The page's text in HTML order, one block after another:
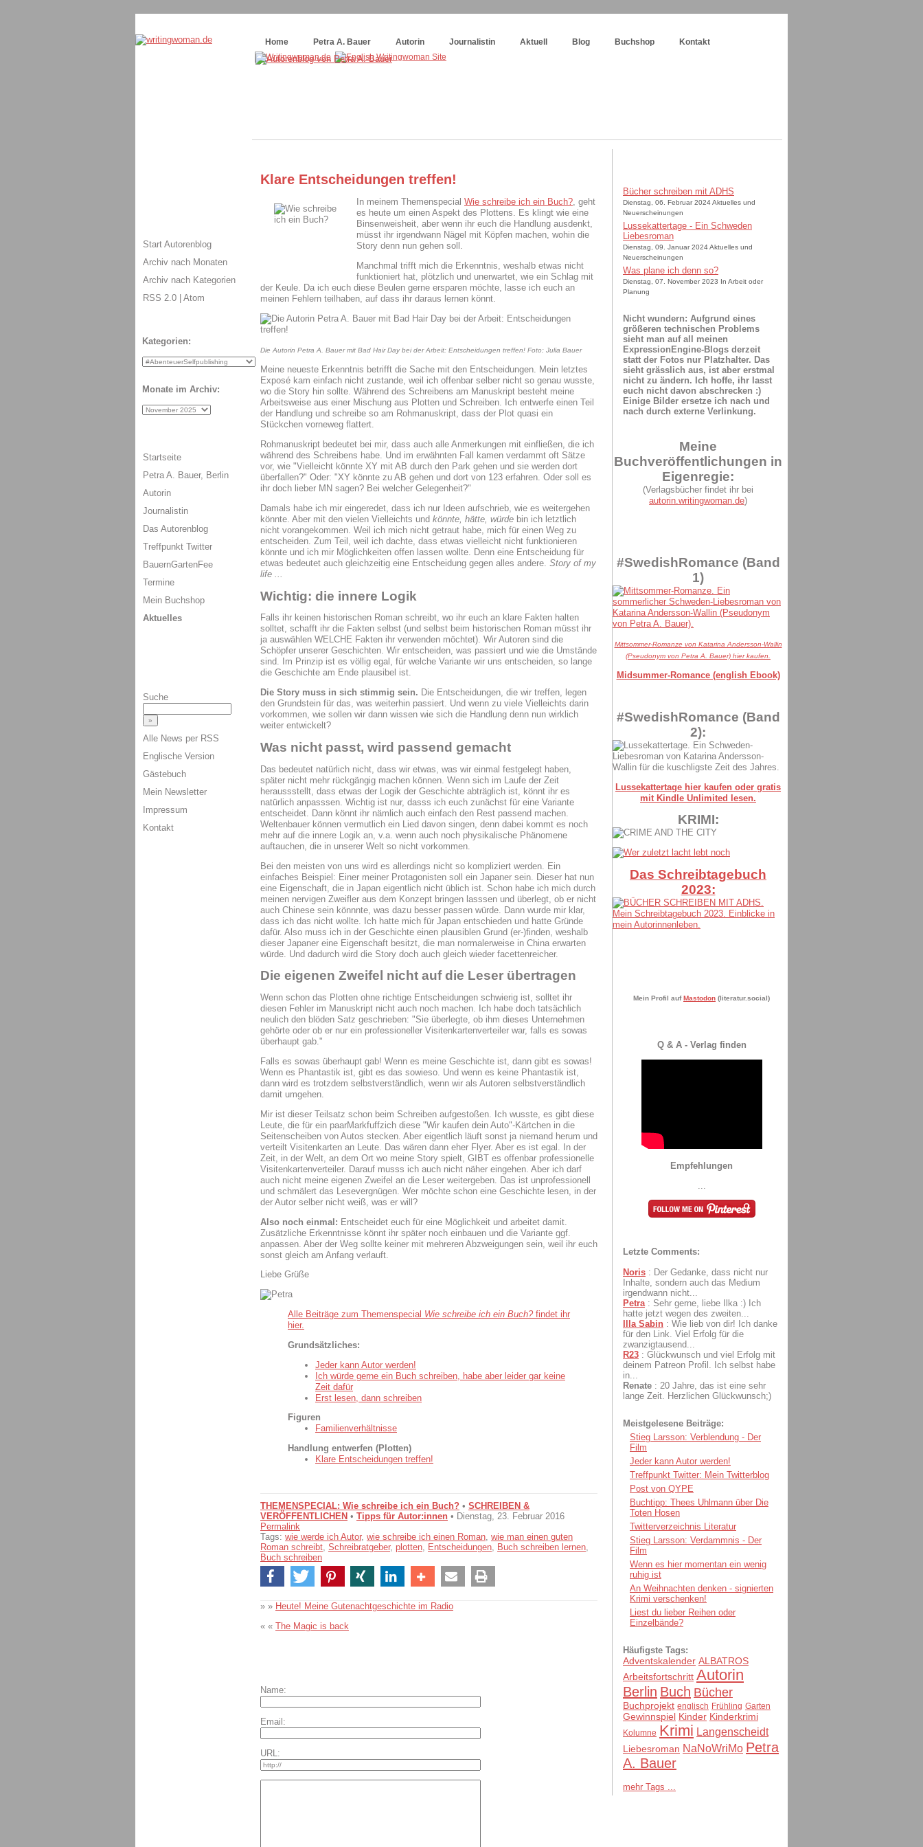
Home
Petra A. Bauer Autorin Journalistin Aktuell Blog Buchshop Kontakt
Klare Entscheidungen treffen!
In meinem Themenspecial Wie schreibe ich ein Buch?, geht
es heute um einen Aspekt des Plottens. Es klingt wie eine
Binsenweisheit, aber wenn ihr euch die Handlung ausdenkt,
müsst ihr irgendwann Nägel mit Köpfen machen, wohin die
Story denn nun gehen soll.
Manchmal trifft mich die Erkenntnis, weshalb etwas nicht
funktioniert hat, plötzlich und unerwartet, wie ein Schlag mit
der Keule. Da ich euch diese Beulen gerne ersparen möchte, lasse ich euch an
meinen Fehlern teilhaben, auf dass ihr daraus lernen könnt.
Die Autorin Petra A. Bauer mit Bad Hair Day bei der Arbeit: Entscheidungen treffen! Foto: Julia Bauer
Meine neueste Erkenntnis betrifft die Sache mit den Entscheidungen. Mein letztes
Exposé kam einfach nicht zustande, weil ich offenbar selber nicht so genau wusste,
wo die Story hin sollte. Während des Schreibens am Manuskript besteht meine
Arbeitsweise aus einer Mischung aus Plotten und Schreiben. Ich entwerfe einen Teil
der Handlung und schreibe so am Rohmanuskript, dass der Plot quasi ein
Stückchen vorneweg flattert.
Rohmanuskript bedeutet bei mir, dass auch alle Anmerkungen mit einfließen, die ich
während des Schreibens habe. Und im erwähnten Fall kamen verdammt oft Sätze
vor, wie "Vielleicht könnte XY mit AB durch den Park gehen und sie werden dort
überfallen?" Oder: "XY könnte zu AB gehen und dort von 123 erfahren. Oder soll es
ihr doch lieber MN sagen? Bei welcher Gelegenheit?"
Damals habe ich mir eingeredet, dass ich nur Ideen aufschrieb, wie es weitergehen
könnte. Aber mit den vielen Vielleichts und könnte, hätte, würde bin ich letztlich
nicht vorangekommen. Weil ich mich nicht getraut habe, mich für einen Weg zu
entscheiden. Zum Teil, weil ich dachte, dass etwas vielleicht nicht funktionieren
könnte und ich mir Möglichkeiten offen lassen wollte. Denn eine Entscheidung für
etwas bedeutet auch gleichzeitig eine Entscheidung gegen alles andere. Story of my
life ...
Wichtig: die innere Logik
Falls ihr keinen historischen Roman schreibt, wo ihr euch an klare Fakten halten
solltet, schafft ihr die Fakten selbst (und selbst beim historischen Roman müsst ihr
ja auswählen WELCHE Fakten ihr verwenden möchtet). Wir Autoren sind die
Schöpfer unserer Geschichten. Wir entscheiden, was passiert und wie die Umstände
sind. Im Prinzip ist es völlig egal, für welche Variante wir uns entscheiden, so lange
die Geschichte am Ende plausibel ist.
Die Story muss in sich stimmig sein. Die Entscheidungen, die wir treffen, legen
den Grundstein für das, was weiterhin passiert. Und wenn zu viele Vielleichts darin
vorkommen, wie sollen wir dann wissen wie sich die Handlung denn nun wirklich
weiter entwickelt?
Was nicht passt, wird passend gemacht
Das bedeutet natürlich nicht, dass wir etwas, was wir einmal festgelegt haben,
später nicht mehr rückgängig machen können. Wenn sich im Laufe der Zeit
heraussstellt, dass etwas der Logik der Geschichte abträglich ist, könnt ihr es
natürlich anpasssen. Wichtig ist nur, dasss ich euch zunächst für eine Variante
entscheidet. Dann könnt ihr nämlich auch einfach den Rest passend machen.
Weltenbauer können vermutlich ein Lied davon singen, denn dabei kommt es noch
mehr auf die innere Logik an, v.a. wenn auch noch physikalische Phänomene
auftauchen, die in unserer Welt so nicht vorkommen.
Bei den meisten von uns wird es allerdings nicht so kompliziert werden. Ein
einfaches Beispiel: Einer meiner Protagonisten soll ein Japaner sein. Dieser hat nun
eine Eigenschaft, die in Japan eigentlich nicht üblich ist. Schon habe ich mich durch
meinen nervigen Zweifler aus dem Konzept bringen lasssen und überlegt, ob er nicht
auch Chinese sein könnnte, was dazu besser passen würde. Dann wurde mir klar,
dass ich das nicht wollte. Ich hatte mich für Japan entschieden und hatte Gründe
dafür. Also muss ich in der Geschichte einen plausiblen Grund (er-)finden, weshalb
dieser Japaner eine Eigenschaft besitzt, die man normalerweise in China erwarten
würde. Und dadurch wird die Story doch auch gleich wieder facettenreicher.
Die eigenen Zweifel nicht auf die Leser übertragen
Wenn schon das Plotten ohne richtige Entscheidungen schwierig ist, solltet ihr
diesen Fehler im Manuskript nicht auch noch machen. Ich habe doch tatsächlich
neulich den blöden Satz geschrieben: "Sie überlegte, ob ihm dieses Unternehmen
gehörte oder ob er nur ein professioneller Visitenkartenverteiler war, falls es sowas
überhaupt gab."
Falls es sowas überhaupt gab! Wenn es meine Geschichte ist, dann gibt es sowas!
Wenn es Phantastik ist, gibt es das sowieso. Und wenn es keine Phantastik ist,
dann wird es trotzdem selbstverständlich, wenn wir als Autoren selbstverständlich
damit umgehen.
Mir ist dieser Teilsatz schon beim Schreiben aufgestoßen. Ich wusste, es gibt diese
Leute, die für ein paarMarkfuffzich diese "Wir kaufen dein Auto"-Kärtchen in die
Seitenscheiben von Autos stecken. Aber eigentlich läuft sonst ja niemand herum und
verteilt Visitenkarten an Leute. Das wären dann eher Flyer. Aber es ist egal. In der
Zeit, in der Welt, an dem Ort wo meine Story spielt, GIBT es offenbar professionelle
Visitenkartenverteiler. Darauf musss ich auch nicht näher eingehen. Aber ich darf
auch nicht meine eigenen Zweifel an die Leser weitergeben. Das ist unprofessionell
und schmälert das Lesevergnügen. Wer möchte schon eine Geschichte lesen, in der
der Autor selber nicht weiß, was er will?
Also noch einmal: Entscheidet euch für eine Möglichkeit und arbeitet damit.
Zusätzliche Erkenntnisse könnt ihr später noch einbauen und die Variante ggf.
anpassen. Aber der Weg sollte keiner mit mehreren Abzweigungen sein, weil ihr euch
sonst gleich am Anfang verlauft.
Liebe Grüße
Alle Beiträge zum Themenspecial Wie schreibe ich ein Buch?findet ihr
hier.
Grundsätzliches:
Jeder kann Autor werden!
Ich würde gerne ein Buch schreiben, habe aber leider gar keine
Zeit dafür
Erst lesen, dann schreiben
Figuren
Familienverhältnisse
Handlung entwerfen (Plotten)
Klare Entscheidungen treffen!
THEMENSPECIAL: Wie schreibe ich ein Buch? • SCHREIBEN &
VERÖFFENTLICHEN • Tipps für Autor:innen • Dienstag, 23. Februar 2016
Permalink
Tags: wie werde ich Autor, wie schreibe ich einen Roman wie man einen guten
Roman schreibt Schreibratgeber, plotten Entscheidungen Buch schreiben lernen
Buch schreiben
» » Heute! Meine Gutenachtgeschichte im Radio
« « The Magic is back
Name:
Email:
URL:
Bücher schreiben mit ADHS
Dienstag, 06. Februar 2024 Aktuelles und
Neuerscheinungen
Lussekattertage - Ein Schweden
Liebesroman
Dienstag, 09. Januar 2024 Aktuelles und
Neuerscheinungen
Was plane ich denn so?
Dienstag, 07. November 2023 In Arbeit oder
Planung
Nicht wundern: Aufgrund eines
größeren technischen Problems
sieht man auf all meinen
ExpressionEngine-Blogs derzeit
statt der Fotos nur Platzhalter. Das
sieht grässlich aus, ist aber erstmal
nicht zu ändern. Ich hoffe, ihr lasst
euch nicht davon abschrecken :)
Einige Bilder ersetze ich nach und
nach durch externe Verlinkung.
Meine
Buchveröffentlichungen in
Eigenregie:
(Verlagsbücher findet ihr bei
autorin.writingwoman.de)
#SwedishRomance (Band
1)
Mittsommer-Romanze von Katarina Andersson-Wallin
(Pseudonym von Petra A. Bauer) hier kaufen.
Midsummer-Romance (english Ebook)
#SwedishRomance (Band
2):
Lussekattertage hier kaufen oder gratis
mit Kindle Unlimited lesen.
KRIMI:
Das Schreibtagebuch
2023:
Mein Profil auf Mastodon (literatur.social)
Q & A - Verlag finden
Empfehlungen
Letzte Comments:
Noris : Der Gedanke, dass nicht nur
Inhalte, sondern auch das Medium
irgendwann nicht...
Petra : Sehr gerne, liebe Ilka :) Ich
hatte jetzt wegen des zweiten...
Illa Sabin : Wie lieb von dir! Ich danke
für den Link. Viel Erfolg für die
zwanzigtausend...
R23 : Glückwunsch und viel Erfolg mit
deinem Patreon Profil. Ich selbst habe
in...
Renate : 20 Jahre, das ist eine sehr
lange Zeit. Herzlichen Glückwunsch;)
Meistgelesene Beiträge:
Stieg Larsson: Verblendung - Der
Film
Jeder kann Autor werden!
Treffpunkt Twitter: Mein Twitterblog
Post von QYPE
Buchtipp: Thees Uhlmann über Die
Toten Hosen
Twitterverzeichnis Literatur
Stieg Larsson: Verdammnis - Der
Film
Wenn es hier momentan ein wenig
ruhig ist
An Weihnachten denken - signierten
Krimi verschenken!
Liest du lieber Reihen oder
Einzelbände?
Häufigste Tags:
Adventskalender ALBATROS
Arbeitsfortschritt Autorin
Berlin Buch Bücher
Buchprojekt englisch Frühling Garten
Gewinnspiel Kinder Kinderkrimi
Kolumne Krimi Langenscheidt
Liebesroman NaNoWriMo Petra
A. Bauer
mehr Tags ...
Start Autorenblog
Archiv nach Monaten
Archiv nach Kategorien
RSS 2.0 | Atom
Kategorien:
Monate im Archiv:
Startseite
Petra A. Bauer, Berlin
Autorin
Journalistin
Das Autorenblog
Treffpunkt Twitter
BauernGartenFee
Termine
Mein Buchshop
Aktuelles
Suche
Alle News per RSS
Englische Version
Gästebuch
Mein Newsletter
Impressum
Kontakt